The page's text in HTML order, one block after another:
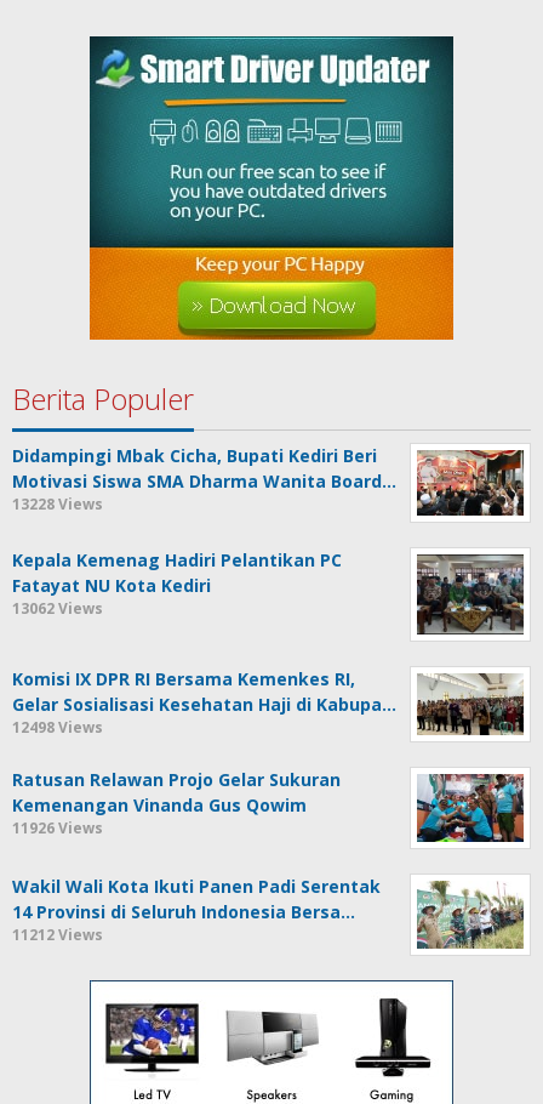
Berita Populer
Didampingi Mbak Cicha, Bupati Kediri Beri
Motivasi Siswa SMA Dharma Wanita Board…
13228 Views
Kepala Kemenag Hadiri Pelantikan PC
Fatayat NU Kota Kediri
13062 Views
Komisi IX DPR RI Bersama Kemenkes RI,
Gelar Sosialisasi Kesehatan Haji di Kabupa…
12498 Views
Ratusan Relawan Projo Gelar Sukuran
Kemenangan Vinanda Gus Qowim
11926 Views
Wakil Wali Kota Ikuti Panen Padi Serentak
14 Provinsi di Seluruh Indonesia Bersa…
11212 Views